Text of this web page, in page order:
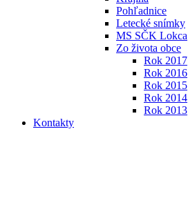
Pohľadnice
Letecké snímky
MS SČK Lokca
Zo života obce
Rok 2017
Rok 2016
Rok 2015
Rok 2014
Rok 2013
Kontakty